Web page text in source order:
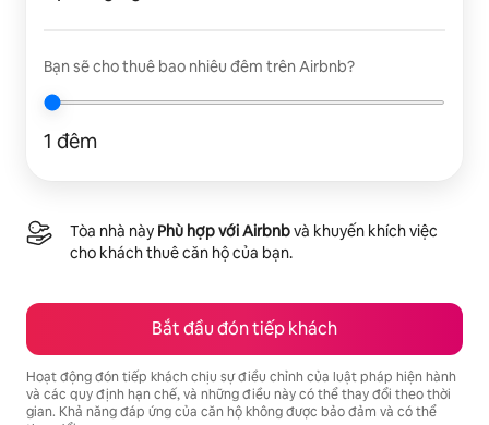
Bạn sẽ cho thuê bao nhiêu đêm trên Airbnb?
1 đêm
Tòa nhà này Phù hợp với Airbnbvà khuyến khích việc
cho khách thuê căn hộ của bạn.
Bắt đầu đón tiếp khách
Hoạt động đón tiếp khách chịu sự điều chỉnh của luật pháp hiện hành
và các quy định hạn chế, và những điều này có thể thay đổi theo thời
gian. Khả năng đáp ứng của căn hộ không được bảo đảm và có thể